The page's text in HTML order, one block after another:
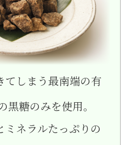
てしまう最南端の有
黒糖のみを使用。
ミネラルたっぷりの